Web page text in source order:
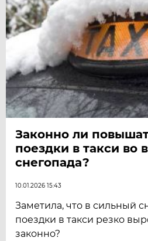
Законно ли
поездки в такси во
снегопада?
10.01.2026 15:43
Заметила, что в сильный
поездки в такси резко
законно?